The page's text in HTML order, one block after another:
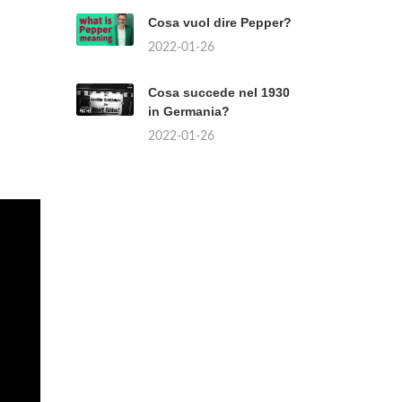
Cosa vuol dire Pepper?
2022-01-26
Cosa succede nel 1930
in Germania?
2022-01-26